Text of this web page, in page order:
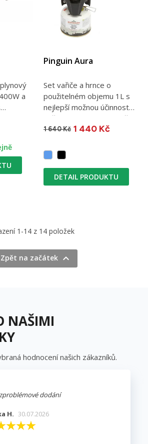
a
Pinguin Aura
Set vařiče a hrnce o
použitelném objemu 1L s
nejlepší možnou účinností
ohřevu. Na plynou kartuši.
1 640 Kč 1 440 Kč
DETAIL PRODUKTU
1-14 z 14 položek
Zpět na začátek 
NAŠIMI
hodnocení našich zákazníků.
dodání
H. 30.07.2026